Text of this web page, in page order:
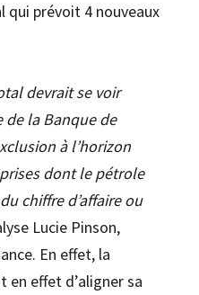
qui prévoit 4 nouveaux
devrait se voir
la Banque de
à l’horizon
dont le pétrole
chiffre d’affaire ou
Lucie Pinson,
En effet, la
en effet d’aligner sa